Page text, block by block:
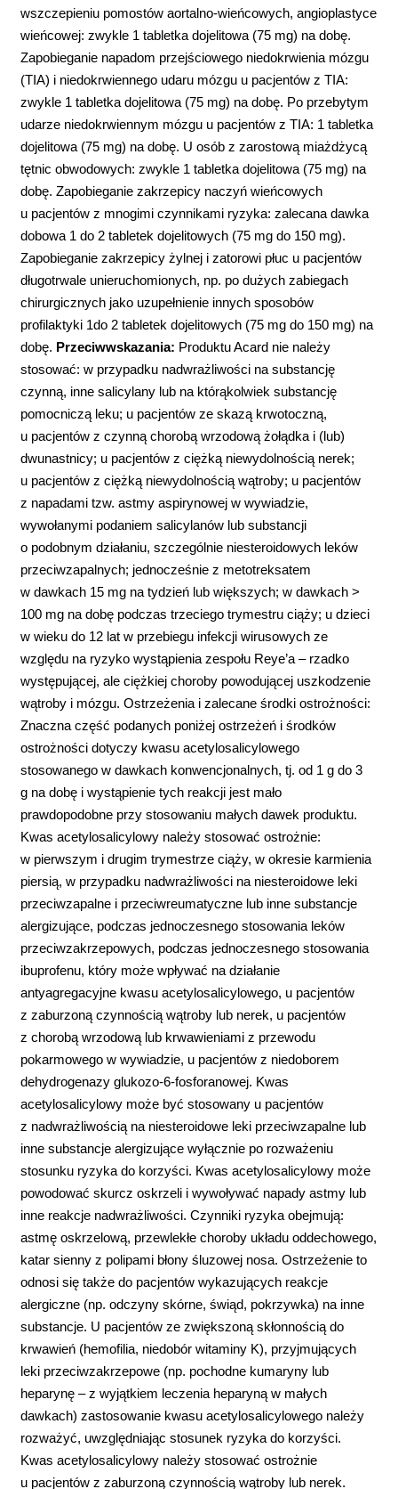
wszczepieniu pomostów aortalno-wieńcowych, angioplastyce
wieńcowej: zwykle 1 tabletka dojelitowa (75 mg) na dobę.
Zapobieganie napadom przejściowego niedokrwienia mózgu
(TIA) i niedokrwiennego udaru mózgu u pacjentów z TIA:
zwykle 1 tabletka dojelitowa (75 mg) na dobę. Po przebytym
udarze niedokrwiennym mózgu u pacjentów z TIA: 1 tabletka
dojelitowa (75 mg) na dobę. U osób z zarostową miażdżycą
tętnic obwodowych: zwykle 1 tabletka dojelitowa (75 mg) na
dobę. Zapobieganie zakrzepicy naczyń wieńcowych
u pacjentów z mnogimi czynnikami ryzyka: zalecana dawka
dobowa 1 do 2 tabletek dojelitowych (75 mg do 150 mg).
Zapobieganie zakrzepicy żylnej i zatorowi płuc u pacjentów
długotrwale unieruchomionych, np. po dużych zabiegach
chirurgicznych jako uzupełnienie innych sposobów
profilaktyki 1do 2 tabletek dojelitowych (75 mg do 150 mg) na
dobę. Przeciwwskazania: Produktu Acard nie należy
stosować: w przypadku nadwrażliwości na substancję
czynną, inne salicylany lub na którąkolwiek substancję
pomocniczą leku; u pacjentów ze skazą krwotoczną,
u pacjentów z czynną chorobą wrzodową żołądka i (lub)
dwunastnicy; u pacjentów z ciężką niewydolnością nerek;
u pacjentów z ciężką niewydolnością wątroby; u pacjentów
z napadami tzw. astmy aspirynowej w wywiadzie,
wywołanymi podaniem salicylanów lub substancji
o podobnym działaniu, szczególnie niesteroidowych leków
przeciwzapalnych; jednocześnie z metotreksatem
w dawkach 15 mg na tydzień lub większych; w dawkach >
100 mg na dobę podczas trzeciego trymestru ciąży; u dzieci
w wieku do 12 lat w przebiegu infekcji wirusowych ze
względu na ryzyko wystąpienia zespołu Reye’a – rzadko
występującej, ale ciężkiej choroby powodującej uszkodzenie
wątroby i mózgu. Ostrzeżenia i zalecane środki ostrożności:
Znaczna część podanych poniżej ostrzeżeń i środków
ostrożności dotyczy kwasu acetylosalicylowego
stosowanego w dawkach konwencjonalnych, tj. od 1 g do 3
g na dobę i wystąpienie tych reakcji jest mało
prawdopodobne przy stosowaniu małych dawek produktu.
Kwas acetylosalicylowy należy stosować ostrożnie:
w pierwszym i drugim trymestrze ciąży, w okresie karmienia
piersią, w przypadku nadwrażliwości na niesteroidowe leki
przeciwzapalne i przeciwreumatyczne lub inne substancje
alergizujące, podczas jednoczesnego stosowania leków
przeciwzakrzepowych, podczas jednoczesnego stosowania
ibuprofenu, który może wpływać na działanie
antyagregacyjne kwasu acetylosalicylowego, u pacjentów
z zaburzoną czynnością wątroby lub nerek, u pacjentów
z chorobą wrzodową lub krwawieniami z przewodu
pokarmowego w wywiadzie, u pacjentów z niedoborem
dehydrogenazy glukozo-6-fosforanowej. Kwas
acetylosalicylowy może być stosowany u pacjentów
z nadwrażliwością na niesteroidowe leki przeciwzapalne lub
inne substancje alergizujące wyłącznie po rozważeniu
stosunku ryzyka do korzyści. Kwas acetylosalicylowy może
powodować skurcz oskrzeli i wywoływać napady astmy lub
inne reakcje nadwrażliwości. Czynniki ryzyka obejmują:
astmę oskrzelową, przewlekłe choroby układu oddechowego,
katar sienny z polipami błony śluzowej nosa. Ostrzeżenie to
odnosi się także do pacjentów wykazujących reakcje
alergiczne (np. odczyny skórne, świąd, pokrzywka) na inne
substancje. U pacjentów ze zwiększoną skłonnością do
krwawień (hemofilia, niedobór witaminy K), przyjmujących
leki przeciwzakrzepowe (np. pochodne kumaryny lub
heparynę – z wyjątkiem leczenia heparyną w małych
dawkach) zastosowanie kwasu acetylosalicylowego należy
rozważyć, uwzględniając stosunek ryzyka do korzyści.
Kwas acetylosalicylowy należy stosować ostrożnie
u pacjentów z zaburzoną czynnością wątroby lub nerek.